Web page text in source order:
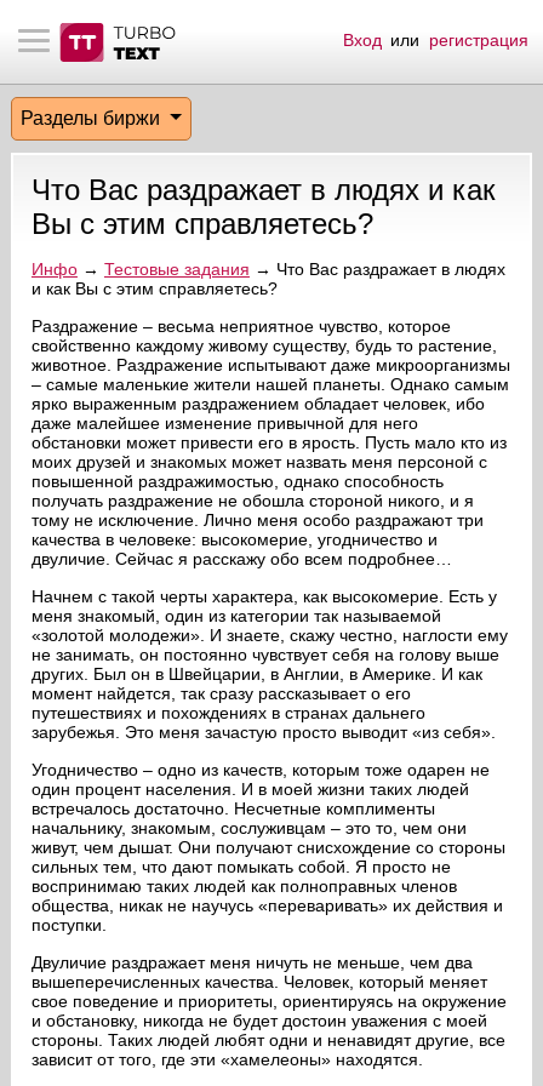
материалы
биржи
пользователи
эфир
на сайте
пользователей
сообщения
по форуму
Вход или регистрация
Разделы биржи
Что Вас раздражает в людях и как
Вы с этим справляетесь?
Инфо→ Тестовые задания → Что Вас раздражает в людях
и как Вы с этим справляетесь?
Раздражение – весьма неприятное чувство, которое
свойственно каждому живому существу, будь то растение,
животное. Раздражение испытывают даже микроорганизмы
– самые маленькие жители нашей планеты. Однако самым
ярко выраженным раздражением обладает человек, ибо
даже малейшее изменение привычной для него
обстановки может привести его в ярость. Пусть мало кто из
моих друзей и знакомых может назвать меня персоной с
повышенной раздражимостью, однако способность
получать раздражение не обошла стороной никого, и я
тому не исключение. Лично меня особо раздражают три
качества в человеке: высокомерие, угодничество и
двуличие. Сейчас я расскажу обо всем подробнее…
Начнем с такой черты характера, как высокомерие. Есть у
меня знакомый, один из категории так называемой
«золотой молодежи». И знаете, скажу честно, наглости ему
не занимать, он постоянно чувствует себя на голову выше
других. Был он в Швейцарии, в Англии, в Америке. И как
момент найдется, так сразу рассказывает о его
путешествиях и похождениях в странах дальнего
зарубежья. Это меня зачастую просто выводит «из себя».
Угодничество – одно из качеств, которым тоже одарен не
один процент населения. И в моей жизни таких людей
встречалось достаточно. Несчетные комплименты
начальнику, знакомым, сослуживцам – это то, чем они
живут, чем дышат. Они получают снисхождение со стороны
сильных тем, что дают помыкать собой. Я просто не
воспринимаю таких людей как полноправных членов
общества, никак не научусь «переваривать» их действия и
поступки.
Двуличие раздражает меня ничуть не меньше, чем два
вышеперечисленных качества. Человек, который меняет
свое поведение и приоритеты, ориентируясь на окружение
и обстановку, никогда не будет достоин уважения с моей
стороны. Таких людей любят одни и ненавидят другие, все
зависит от того, где эти «хамелеоны» находятся.